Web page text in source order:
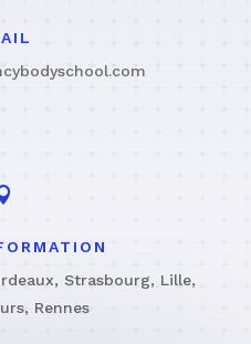
Strasbourg, Lille,
Rennes